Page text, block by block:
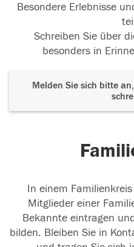
Besondere Erlebnisse
Schreiben Sie über
besonders in
Melden Sie sich bitte
In einem
Mitglieder einer
Bekannte eintragen
bilden. Bleiben Sie in